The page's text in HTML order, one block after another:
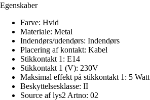
Egenskaber
Farve: Hvid
Materiale: Metal
Indendørs/udendørs: Indendørs
Placering af kontakt: Kabel
Stikkontakt 1: E14
Stikkontakt 1 (V): 230V
Maksimal effekt på stikkontakt 1: 5 Watt
Beskyttelsesklasse: II
Source af lys2 Artno: 02